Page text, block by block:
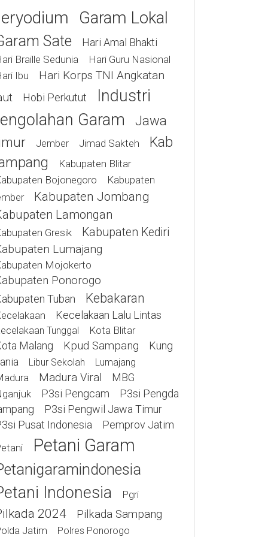
Garam Lokal
Sate Hari Amal Bhakti
Braille Sedunia
Hari Guru Nasional
Ibu
Hari Korps TNI Angkatan
Hobi Perkutut
Industri
Garam
Jawa
Jember Jimad Sakteh
Kab
Kabupaten Blitar
Bojonegoro
Kabupaten
Kabupaten Jombang
Lamongan
Gresik
Kabupaten Kediri
Lumajang
Mojokerto
Ponorogo
Tuban Kebakaran
Kecelakaan Lalu Lintas
Tunggal Kota Blitar
Malang Kpud Sampang
Kung
Libur Sekolah Lumajang
Madura Viral MBG
P3si Pengcam
P3si Pengda
P3si Pengwil Jawa Timur
Pusat Indonesia
Pemprov Jatim
Petani Garam
Indonesia Pgri
2024 Pilkada Sampang
Jatim Polres Ponorogo